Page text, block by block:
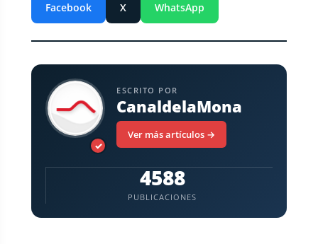
Facebook X WhatsApp
✓
ESCRITO POR
CanaldelaMona
Ver más artículos →
4588
PUBLICACIONES